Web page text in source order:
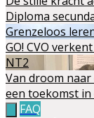
Diploma
Grenzeloos
GO! CVO
NT2
Van droom
een toekomst
FAQ